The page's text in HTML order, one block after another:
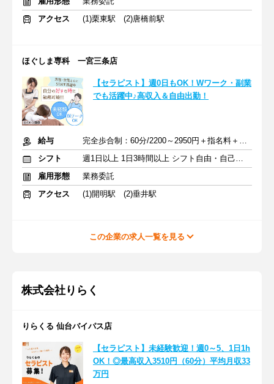
アクセス
(1)栗東駅 (2)唐橋前駅
ほぐしま専科 一宮三条店
【セラピスト】週0日もOK！Wワーク・副業
でも活躍中♪高収入＆自由出勤！
給与
完全歩合制：60分/2200～2950円＋指名料＋インセンティブ
シフト
週1日以上 1日3時間以上 シフト自由・自己申告
雇用形態
業務委託
アクセス
(1)開明駅 (2)垂井駅
この企業の求人一覧を見る
株式会社りらく
りらくる 仙台バイパス店
【セラピスト】未経験歓迎！週0～5、1日1h
OK！◎最高収入3510円（60分）平均月収33
万円